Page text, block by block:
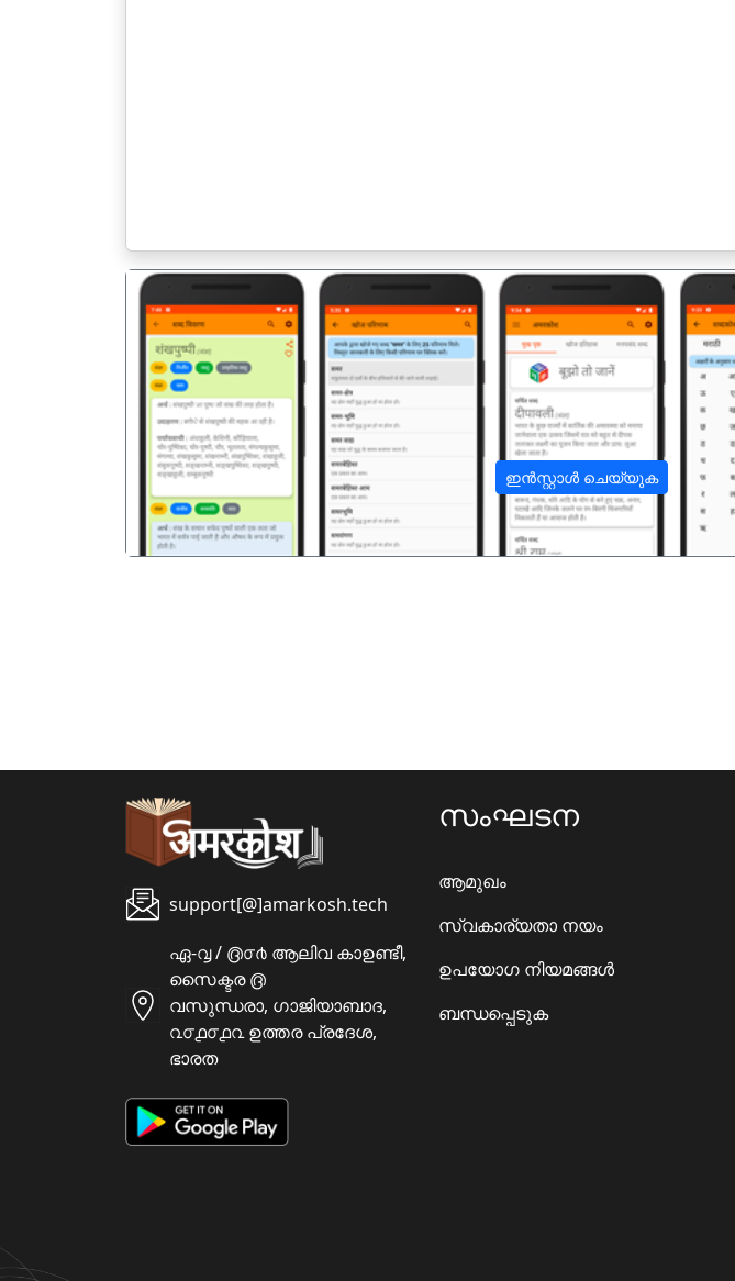
ഇൻസ്റ്റാൾ ചെയ്യുക
पिछला
support[@]amarkosh.tech
ഏ-൮ / ൫൦൪ ആലിവ കാഉണ്ടീ,
സൈക്ടര ൫
വസുന്ധരാ, ഗാജിയാബാദ,
൨൦൧൦൧൨ ഉത്തര പ്രദേശ,
ഭാരത
സംഘടന
ആമുഖം
സ്വകാര്യതാ നയം
ഉപയോഗ നിയമങ്ങൾ
ബന്ധപ്പെടുക